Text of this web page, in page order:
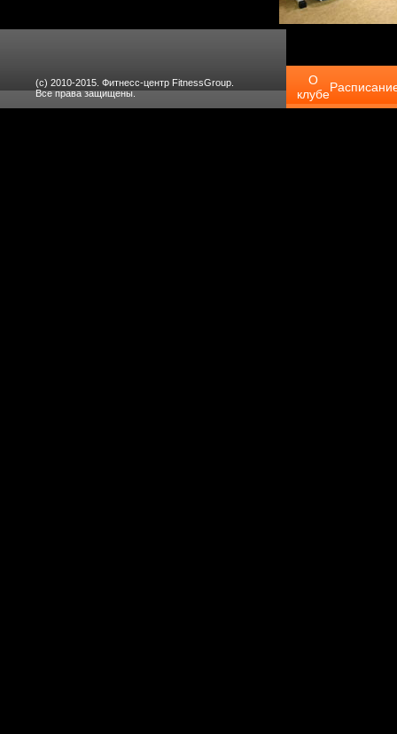
(с) 2010-2015. Фитнесс-центр FitnessGroup.
Все права защищены.
О
клубе